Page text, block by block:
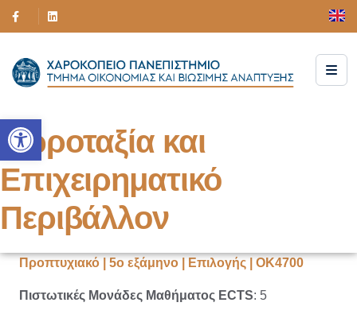
Ανοίξτε τη γραμμή εργαλείων
Χωροταξία και
Επιχειρηματικό
Περιβάλλον
Προπτυχιακό | 5ο εξάμηνο | Επιλογής | ΟΚ4700
Πιστωτικές Μονάδες Μαθήματος ECTS: 5